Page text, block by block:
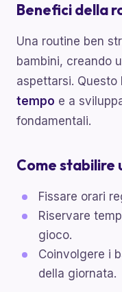
Benefici della
Una routine ben
bambini, creando
aspettarsi. Questo
tempo e a
fondamentali.
Come stabilire
Fissare orari
Riservare
gioco.
Coinvolgere i
della giornata.